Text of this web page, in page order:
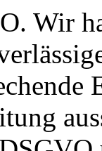
Wir